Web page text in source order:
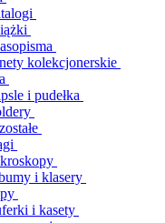
kolekcjonerskie
i pudełka
i klasery
i kasety